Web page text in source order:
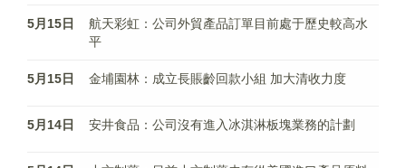
5月15日
航天彩虹：公司外貿產品訂單目前處于歷史較高水
平
5月15日 金埔園林：成立長賬齡回款小組 加大清收力度
5月14日 安井食品：公司沒有進入冰淇淋板塊業務的計劃